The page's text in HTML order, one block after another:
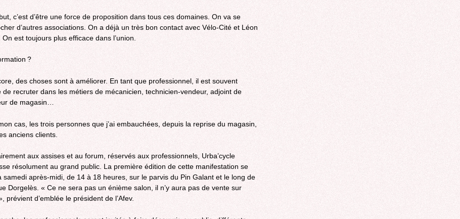
c’est d’être une force de proposition dans tous ces domaines. On va se
d’autres associations. On a déjà un très bon contact avec Vélo-Cité et Léon
On est toujours plus efficace dans l’union.
?
des choses sont à améliorer. En tant que professionnel, il est souvent
de recruter dans les métiers de mécanicien, technicien-vendeur, adjoint de
de magasin…
cas, les trois personnes que j’ai embauchées, depuis la reprise du magasin,
anciens clients.
aux assises et au forum, réservés aux professionnels, Urba’cycle
résolument au grand public. La première édition de cette manifestation se
samedi après-midi, de 14 à 18 heures, sur le parvis du Pin Galant et le long de
Dorgelès. « Ce ne sera pas un énième salon, il n’y aura pas de vente sur
prévient d’emblée le président de l’Afev.